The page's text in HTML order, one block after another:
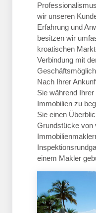
wir unseren
Erfahrung und
besitzen wir
kroatischen
Verbindung mit
Nach Ihrer
Sie während
Immobilien zu
Sie einen
Grundstücke von
einem Makler